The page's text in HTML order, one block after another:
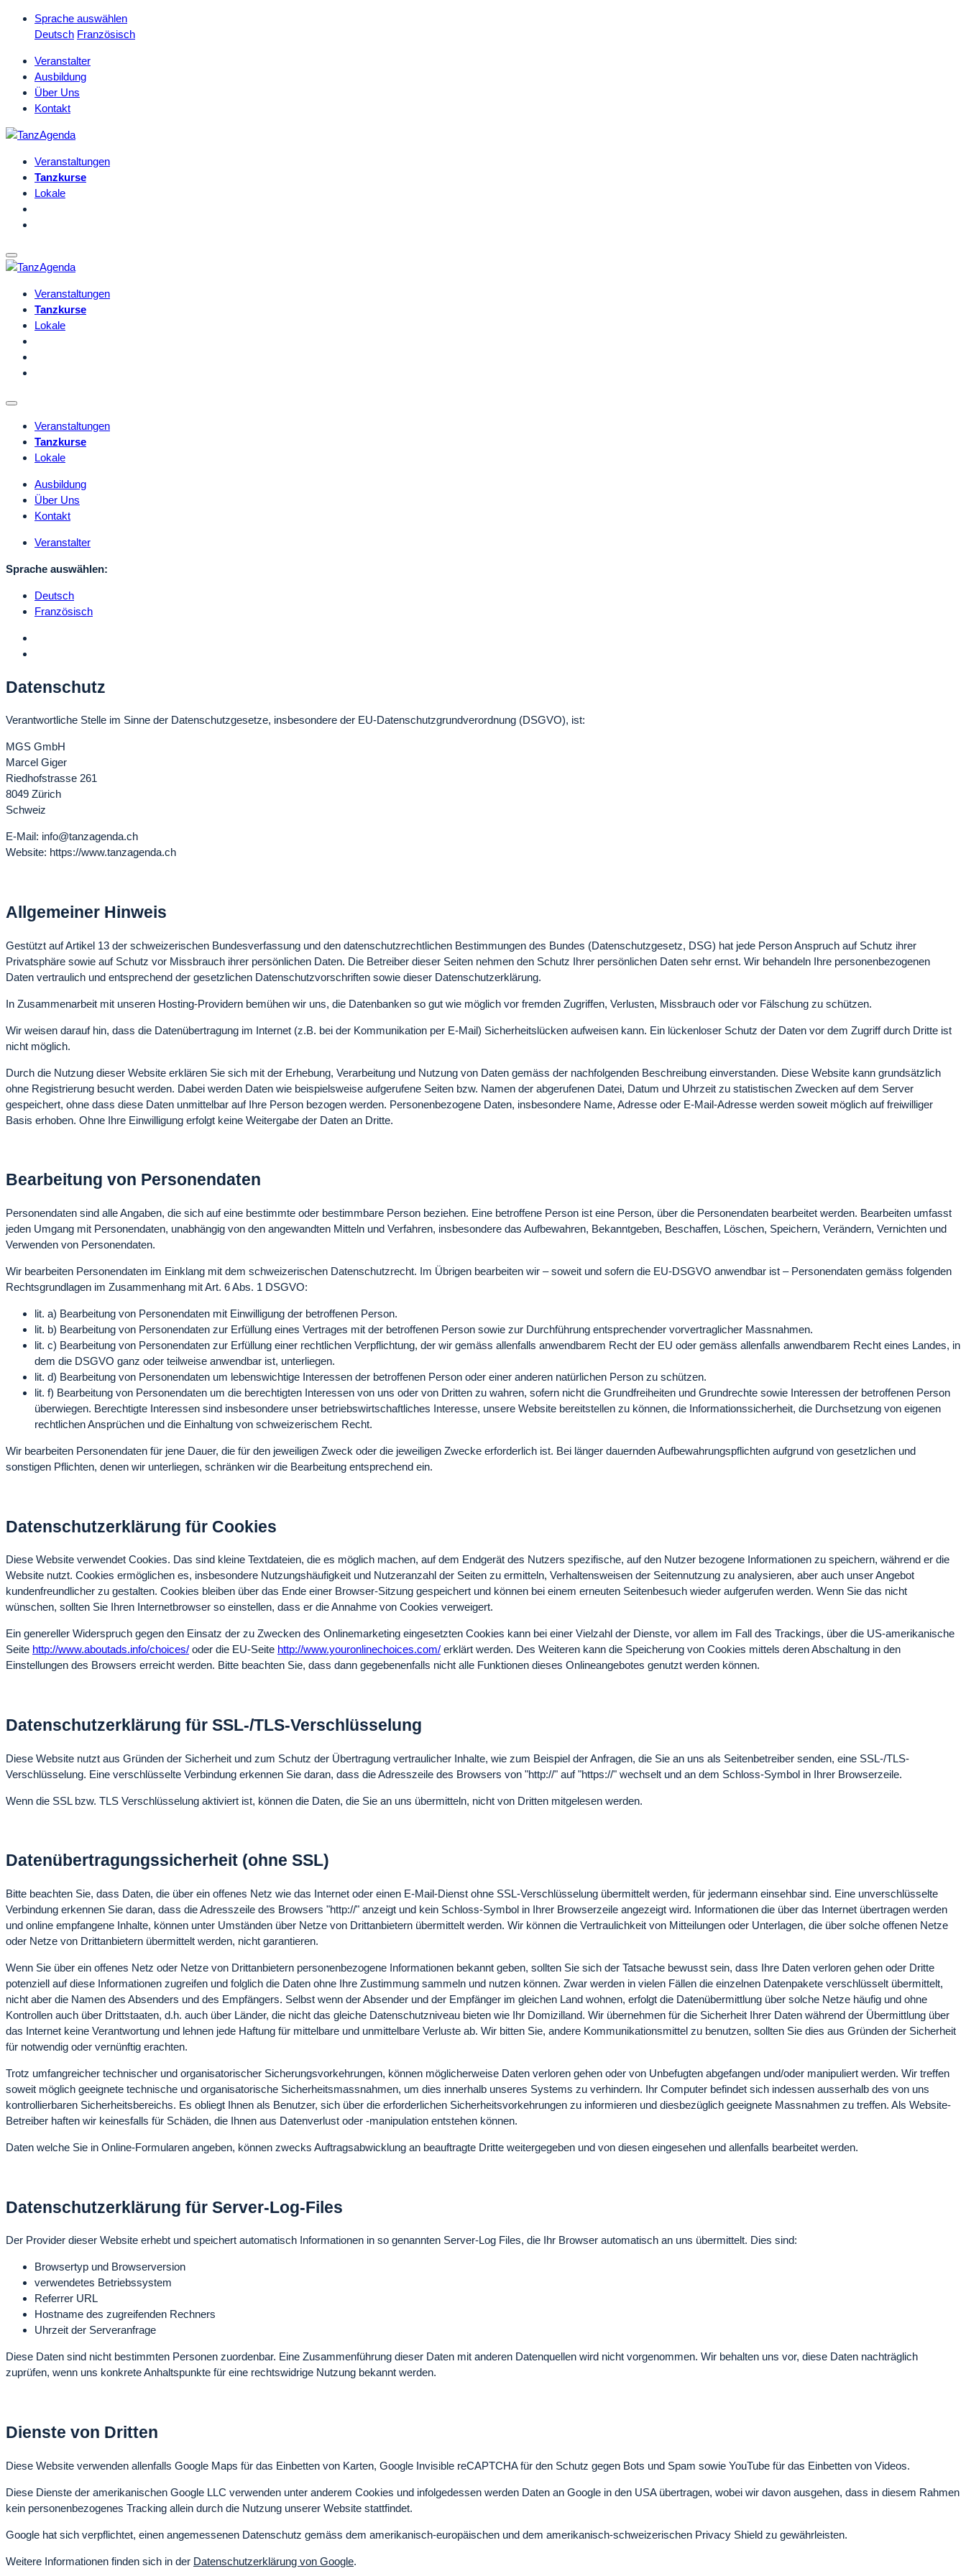
Sprache auswählen
Deutsch Französisch
Veranstalter
Ausbildung
Über Uns
Kontakt
Veranstaltungen
Tanzkurse
Lokale
Veranstaltungen
Tanzkurse
Lokale
Veranstaltungen
Tanzkurse
Lokale
Ausbildung
Über Uns
Kontakt
Veranstalter
Sprache auswählen:
Deutsch
Französisch
Datenschutz
Verantwortliche Stelle im Sinne der Datenschutzgesetze, insbesondere der EU-Datenschutzgrundverordnung (DSGVO), ist:
MGS GmbH
Marcel Giger
Riedhofstrasse 261
8049 Zürich
Schweiz
E-Mail: info@tanzagenda.ch
Website: https://www.tanzagenda.ch
Allgemeiner Hinweis
Gestützt auf Artikel 13 der schweizerischen Bundesverfassung und den datenschutzrechtlichen Bestimmungen des Bundes (Datenschutzgesetz, DSG) hat jede Person Anspruch auf Schutz ihrer
Privatsphäre sowie auf Schutz vor Missbrauch ihrer persönlichen Daten. Die Betreiber dieser Seiten nehmen den Schutz Ihrer persönlichen Daten sehr ernst. Wir behandeln Ihre personenbezogenen
Daten vertraulich und entsprechend der gesetzlichen Datenschutzvorschriften sowie dieser Datenschutzerklärung.
In Zusammenarbeit mit unseren Hosting-Providern bemühen wir uns, die Datenbanken so gut wie möglich vor fremden Zugriffen, Verlusten, Missbrauch oder vor Fälschung zu schützen.
Wir weisen darauf hin, dass die Datenübertragung im Internet (z.B. bei der Kommunikation per E-Mail) Sicherheitslücken aufweisen kann. Ein lückenloser Schutz der Daten vor dem Zugriff durch Dritte ist
nicht möglich.
Durch die Nutzung dieser Website erklären Sie sich mit der Erhebung, Verarbeitung und Nutzung von Daten gemäss der nachfolgenden Beschreibung einverstanden. Diese Website kann grundsätzlich
ohne Registrierung besucht werden. Dabei werden Daten wie beispielsweise aufgerufene Seiten bzw. Namen der abgerufenen Datei, Datum und Uhrzeit zu statistischen Zwecken auf dem Server
gespeichert, ohne dass diese Daten unmittelbar auf Ihre Person bezogen werden. Personenbezogene Daten, insbesondere Name, Adresse oder E-Mail-Adresse werden soweit möglich auf freiwilliger
Basis erhoben. Ohne Ihre Einwilligung erfolgt keine Weitergabe der Daten an Dritte.
Bearbeitung von Personendaten
Personendaten sind alle Angaben, die sich auf eine bestimmte oder bestimmbare Person beziehen. Eine betroffene Person ist eine Person, über die Personendaten bearbeitet werden. Bearbeiten umfasst
jeden Umgang mit Personendaten, unabhängig von den angewandten Mitteln und Verfahren, insbesondere das Aufbewahren, Bekanntgeben, Beschaffen, Löschen, Speichern, Verändern, Vernichten und
Verwenden von Personendaten.
Wir bearbeiten Personendaten im Einklang mit dem schweizerischen Datenschutzrecht. Im Übrigen bearbeiten wir – soweit und sofern die EU-DSGVO anwendbar ist – Personendaten gemäss folgenden
Rechtsgrundlagen im Zusammenhang mit Art. 6 Abs. 1 DSGVO:
lit. a) Bearbeitung von Personendaten mit Einwilligung der betroffenen Person.
lit. b) Bearbeitung von Personendaten zur Erfüllung eines Vertrages mit der betroffenen Person sowie zur Durchführung entsprechender vorvertraglicher Massnahmen.
lit. c) Bearbeitung von Personendaten zur Erfüllung einer rechtlichen Verpflichtung, der wir gemäss allenfalls anwendbarem Recht der EU oder gemäss allenfalls anwendbarem Recht eines Landes, in
dem die DSGVO ganz oder teilweise anwendbar ist, unterliegen.
lit. d) Bearbeitung von Personendaten um lebenswichtige Interessen der betroffenen Person oder einer anderen natürlichen Person zu schützen.
lit. f) Bearbeitung von Personendaten um die berechtigten Interessen von uns oder von Dritten zu wahren, sofern nicht die Grundfreiheiten und Grundrechte sowie Interessen der betroffenen Person
überwiegen. Berechtigte Interessen sind insbesondere unser betriebswirtschaftliches Interesse, unsere Website bereitstellen zu können, die Informationssicherheit, die Durchsetzung von eigenen
rechtlichen Ansprüchen und die Einhaltung von schweizerischem Recht.
Wir bearbeiten Personendaten für jene Dauer, die für den jeweiligen Zweck oder die jeweiligen Zwecke erforderlich ist. Bei länger dauernden Aufbewahrungspflichten aufgrund von gesetzlichen und
sonstigen Pflichten, denen wir unterliegen, schränken wir die Bearbeitung entsprechend ein.
Datenschutzerklärung für Cookies
Diese Website verwendet Cookies. Das sind kleine Textdateien, die es möglich machen, auf dem Endgerät des Nutzers spezifische, auf den Nutzer bezogene Informationen zu speichern, während er die
Website nutzt. Cookies ermöglichen es, insbesondere Nutzungshäufigkeit und Nutzeranzahl der Seiten zu ermitteln, Verhaltensweisen der Seitennutzung zu analysieren, aber auch unser Angebot
kundenfreundlicher zu gestalten. Cookies bleiben über das Ende einer Browser-Sitzung gespeichert und können bei einem erneuten Seitenbesuch wieder aufgerufen werden. Wenn Sie das nicht
wünschen, sollten Sie Ihren Internetbrowser so einstellen, dass er die Annahme von Cookies verweigert.
Ein genereller Widerspruch gegen den Einsatz der zu Zwecken des Onlinemarketing eingesetzten Cookies kann bei einer Vielzahl der Dienste, vor allem im Fall des Trackings, über die US-amerikanische
Seite http://www.aboutads.info/choices/ oder die EU-Seite http://www.youronlinechoices.com/ erklärt werden. Des Weiteren kann die Speicherung von Cookies mittels deren Abschaltung in den
Einstellungen des Browsers erreicht werden. Bitte beachten Sie, dass dann gegebenenfalls nicht alle Funktionen dieses Onlineangebotes genutzt werden können.
Datenschutzerklärung für SSL-/TLS-Verschlüsselung
Diese Website nutzt aus Gründen der Sicherheit und zum Schutz der Übertragung vertraulicher Inhalte, wie zum Beispiel der Anfragen, die Sie an uns als Seitenbetreiber senden, eine SSL-/TLS-
Verschlüsselung. Eine verschlüsselte Verbindung erkennen Sie daran, dass die Adresszeile des Browsers von "http://" auf "https://" wechselt und an dem Schloss-Symbol in Ihrer Browserzeile.
Wenn die SSL bzw. TLS Verschlüsselung aktiviert ist, können die Daten, die Sie an uns übermitteln, nicht von Dritten mitgelesen werden.
Datenübertragungssicherheit (ohne SSL)
Bitte beachten Sie, dass Daten, die über ein offenes Netz wie das Internet oder einen E-Mail-Dienst ohne SSL-Verschlüsselung übermittelt werden, für jedermann einsehbar sind. Eine unverschlüsselte
Verbindung erkennen Sie daran, dass die Adresszeile des Browsers "http://" anzeigt und kein Schloss-Symbol in Ihrer Browserzeile angezeigt wird. Informationen die über das Internet übertragen werden
und online empfangene Inhalte, können unter Umständen über Netze von Drittanbietern übermittelt werden. Wir können die Vertraulichkeit von Mitteilungen oder Unterlagen, die über solche offenen Netze
oder Netze von Drittanbietern übermittelt werden, nicht garantieren.
Wenn Sie über ein offenes Netz oder Netze von Drittanbietern personenbezogene Informationen bekannt geben, sollten Sie sich der Tatsache bewusst sein, dass Ihre Daten verloren gehen oder Dritte
potenziell auf diese Informationen zugreifen und folglich die Daten ohne Ihre Zustimmung sammeln und nutzen können. Zwar werden in vielen Fällen die einzelnen Datenpakete verschlüsselt übermittelt,
nicht aber die Namen des Absenders und des Empfängers. Selbst wenn der Absender und der Empfänger im gleichen Land wohnen, erfolgt die Datenübermittlung über solche Netze häufig und ohne
Kontrollen auch über Drittstaaten, d.h. auch über Länder, die nicht das gleiche Datenschutzniveau bieten wie Ihr Domizilland. Wir übernehmen für die Sicherheit Ihrer Daten während der Übermittlung über
das Internet keine Verantwortung und lehnen jede Haftung für mittelbare und unmittelbare Verluste ab. Wir bitten Sie, andere Kommunikationsmittel zu benutzen, sollten Sie dies aus Gründen der Sicherheit
für notwendig oder vernünftig erachten.
Trotz umfangreicher technischer und organisatorischer Sicherungsvorkehrungen, können möglicherweise Daten verloren gehen oder von Unbefugten abgefangen und/oder manipuliert werden. Wir treffen
soweit möglich geeignete technische und organisatorische Sicherheitsmassnahmen, um dies innerhalb unseres Systems zu verhindern. Ihr Computer befindet sich indessen ausserhalb des von uns
kontrollierbaren Sicherheitsbereichs. Es obliegt Ihnen als Benutzer, sich über die erforderlichen Sicherheitsvorkehrungen zu informieren und diesbezüglich geeignete Massnahmen zu treffen. Als Website-
Betreiber haften wir keinesfalls für Schäden, die Ihnen aus Datenverlust oder -manipulation entstehen können.
Daten welche Sie in Online-Formularen angeben, können zwecks Auftragsabwicklung an beauftragte Dritte weitergegeben und von diesen eingesehen und allenfalls bearbeitet werden.
Datenschutzerklärung für Server-Log-Files
Der Provider dieser Website erhebt und speichert automatisch Informationen in so genannten Server-Log Files, die Ihr Browser automatisch an uns übermittelt. Dies sind:
Browsertyp und Browserversion
verwendetes Betriebssystem
Referrer URL
Hostname des zugreifenden Rechners
Uhrzeit der Serveranfrage
Diese Daten sind nicht bestimmten Personen zuordenbar. Eine Zusammenführung dieser Daten mit anderen Datenquellen wird nicht vorgenommen. Wir behalten uns vor, diese Daten nachträglich
zuprüfen, wenn uns konkrete Anhaltspunkte für eine rechtswidrige Nutzung bekannt werden.
Dienste von Dritten
Diese Website verwenden allenfalls Google Maps für das Einbetten von Karten, Google Invisible reCAPTCHA für den Schutz gegen Bots und Spam sowie YouTube für das Einbetten von Videos.
Diese Dienste der amerikanischen Google LLC verwenden unter anderem Cookies und infolgedessen werden Daten an Google in den USA übertragen, wobei wir davon ausgehen, dass in diesem Rahmen
kein personenbezogenes Tracking allein durch die Nutzung unserer Website stattfindet.
Google hat sich verpflichtet, einen angemessenen Datenschutz gemäss dem amerikanisch-europäischen und dem amerikanisch-schweizerischen Privacy Shield zu gewährleisten.
Weitere Informationen finden sich in der Datenschutzerklärung von Google.